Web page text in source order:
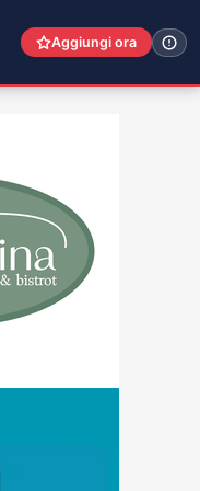
Aggiungi ora